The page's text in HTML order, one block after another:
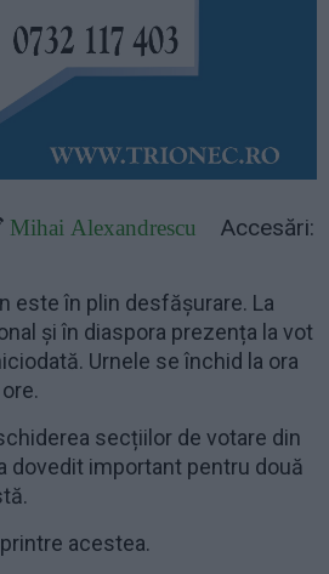
Mihai Alexandrescu
Accesări:
este în plin desfășurare. La
și în diaspora prezența la vot
Urnele se închid la ora
secțiilor de votare din
dovedit important pentru două
acestea.